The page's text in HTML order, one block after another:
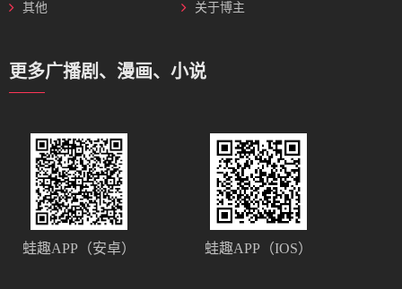
其他
关于博主
更多广播剧、漫画、小说
蛙趣APP（安卓） 蛙趣APP（IOS）